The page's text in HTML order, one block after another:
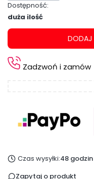
Dostępność:
duża ilość
DODAJ
Zadzwoń i zamów
Czas wysyłki:48 godzin
Zapytaj o produkt